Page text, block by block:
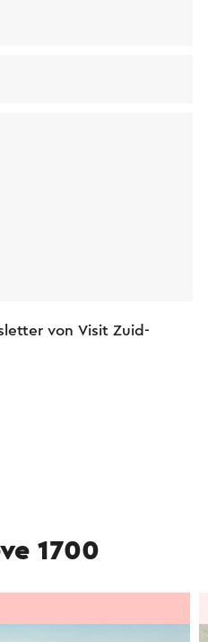
von Visit Zuid-
1700